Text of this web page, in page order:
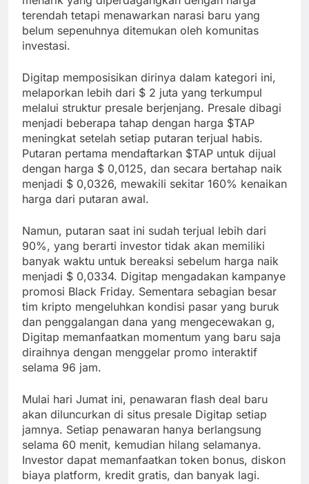
terendah tetapi menawarkan narasi baru yang
belum sepenuhnya ditemukan oleh komunitas
investasi.
Digitap memposisikan dirinya dalam kategori ini,
melaporkan lebih dari $ 2 juta yang terkumpul
melalui struktur presale berjenjang. Presale dibagi
menjadi beberapa tahap dengan harga $TAP
meningkat setelah setiap putaran terjual habis.
Putaran pertama mendaftarkan $TAP untuk dijual
dengan harga $ 0,0125, dan secara bertahap naik
menjadi $ 0,0326, mewakili sekitar 160% kenaikan
harga dari putaran awal.
Namun, putaran saat ini sudah terjual lebih dari
90%, yang berarti investor tidak akan memiliki
banyak waktu untuk bereaksi sebelum harga naik
menjadi $ 0,0334. Digitap mengadakan kampanye
promosi Black Friday. Sementara sebagian besar
tim kripto mengeluhkan kondisi pasar yang buruk
dan penggalangan dana yang mengecewakan g,
Digitap memanfaatkan momentum yang baru saja
diraihnya dengan menggelar promo interaktif
selama 96 jam.
Mulai hari Jumat ini, penawaran flash deal baru
akan diluncurkan di situs presale Digitap setiap
jamnya. Setiap penawaran hanya berlangsung
selama 60 menit, kemudian hilang selamanya.
Investor dapat memanfaatkan token bonus, diskon
biaya platform, kredit gratis, dan banyak lagi.